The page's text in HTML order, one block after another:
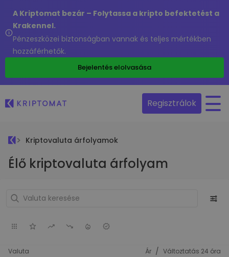
A Kriptomat bezár – Folytassa a kripto befektetést a
Krakennel.
Pénzeszközei biztonságban vannak és teljes mértékben
hozzáférhetők.
Bejelentés elolvasása
Regisztrálok
Kriptovaluta árfolyamok
Élő kriptovaluta árfolyam
Valuta Ár / Változtatás 24 óra